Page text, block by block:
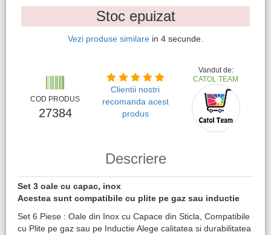
Stoc epuizat
Vezi produse similare in 4 secunde.
COD PRODUS
27384
Clientii nostri
recomanda acest
produs
Vandut de:
CATOL TEAM
Descriere
Set 3 oale cu capac, inox
Acestea sunt compatibile cu plite pe gaz sau inductie
Set 6 Piese : Oale din Inox cu Capace din Sticla, Compatibile
cu Plite pe gaz sau pe Inductie Alege calitatea si durabilitatea